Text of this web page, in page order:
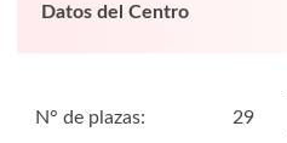
Datos del Centro
N° de plazas: 29